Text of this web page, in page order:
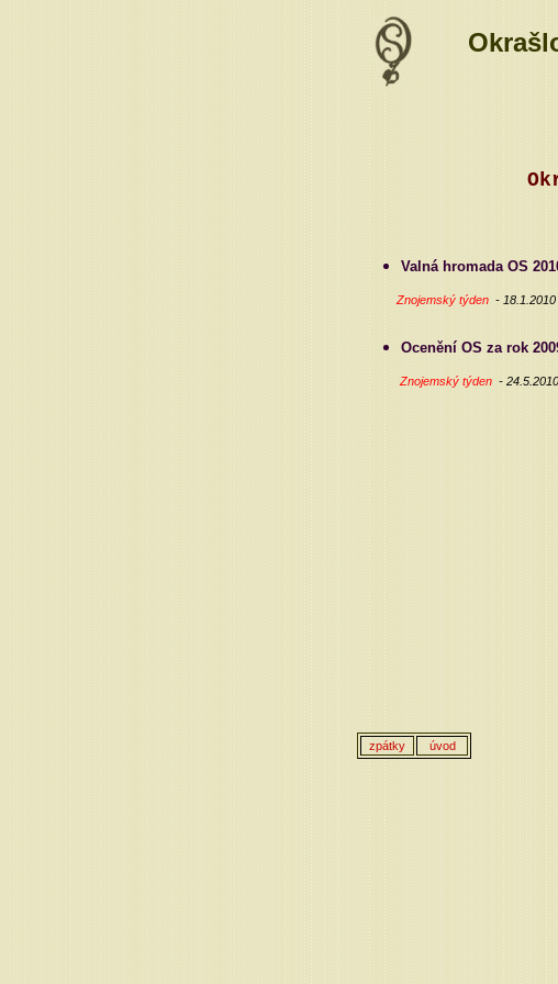
Valná hromada OS
Znojemský týden - 18.1.2010
Ocenění OS za rok
Znojemský týden - 24.5.2010
zpátky úvod